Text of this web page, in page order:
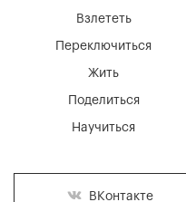
Взлететь
Переключиться
Жить
Поделиться
Научиться
ВКонтакте